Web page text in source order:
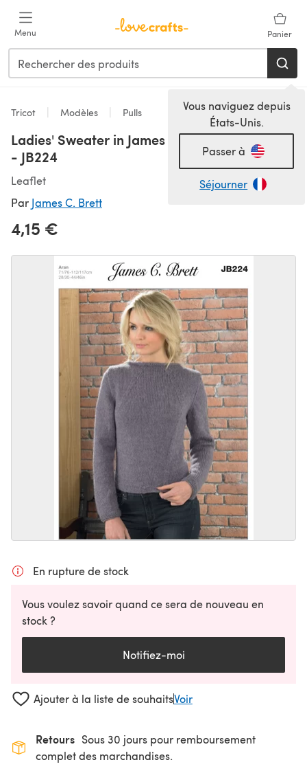
Menu Panier
Vous naviguez depuis
États-Unis.
Passer à
Séjourner
Tricot Modèles Pulls
Ladies' Sweater in James C. Brett Aztec Aran
- JB224
Leaflet
Par James C. Brett
4,15 €
En rupture de stock
Vous voulez savoir quand ce sera de nouveau en
stock ?
Notifiez-moi
Ajouter à la liste de souhaitsVoir
Retours Sous 30 jours pour remboursement
complet des marchandises.